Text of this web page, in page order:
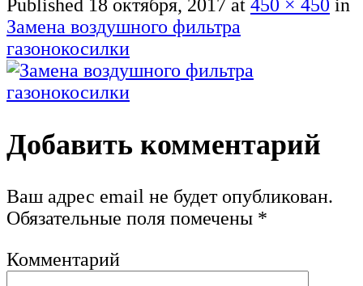
Published 18 октября, 2017 at 450 × 450 in
Замена воздушного фильтра
газонокосилки
Добавить комментарий
Ваш адрес email не будет опубликован.
Обязательные поля помечены *
Комментарий